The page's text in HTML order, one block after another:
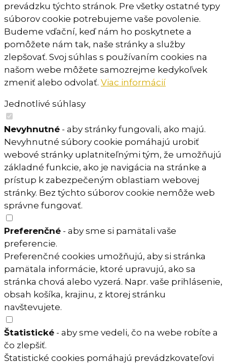
prevádzku týchto stránok. Pre všetky ostatné typy
súborov cookie potrebujeme vaše povolenie.
Budeme vďační, keď nám ho poskytnete a
pomôžete nám tak, naše stránky a služby
zlepšovať. Svoj súhlas s používaním cookies na
našom webe môžete samozrejme kedykoľvek
zmeniť alebo odvolať. Viac informácií
Jednotlivé súhlasy
Nevyhnutné - aby stránky fungovali, ako majú.
Nevyhnutné súbory cookie pomáhajú urobiť
webové stránky uplatniteľnými tým, že umožňujú
základné funkcie, ako je navigácia na stránke a
prístup k zabezpečeným oblastiam webovej
stránky. Bez týchto súborov cookie nemôže web
správne fungovať.
Preferenčné - aby sme si pamätali vaše
preferencie.
Preferenčné cookies umožňujú, aby si stránka
pamätala informácie, ktoré upravujú, ako sa
stránka chová alebo vyzerá. Napr. vaše prihlásenie,
obsah košíka, krajinu, z ktorej stránku
navštevujete.
Štatistické - aby sme vedeli, čo na webe robíte a
čo zlepšiť.
Štatistické cookies pomáhajú prevádzkovateľovi